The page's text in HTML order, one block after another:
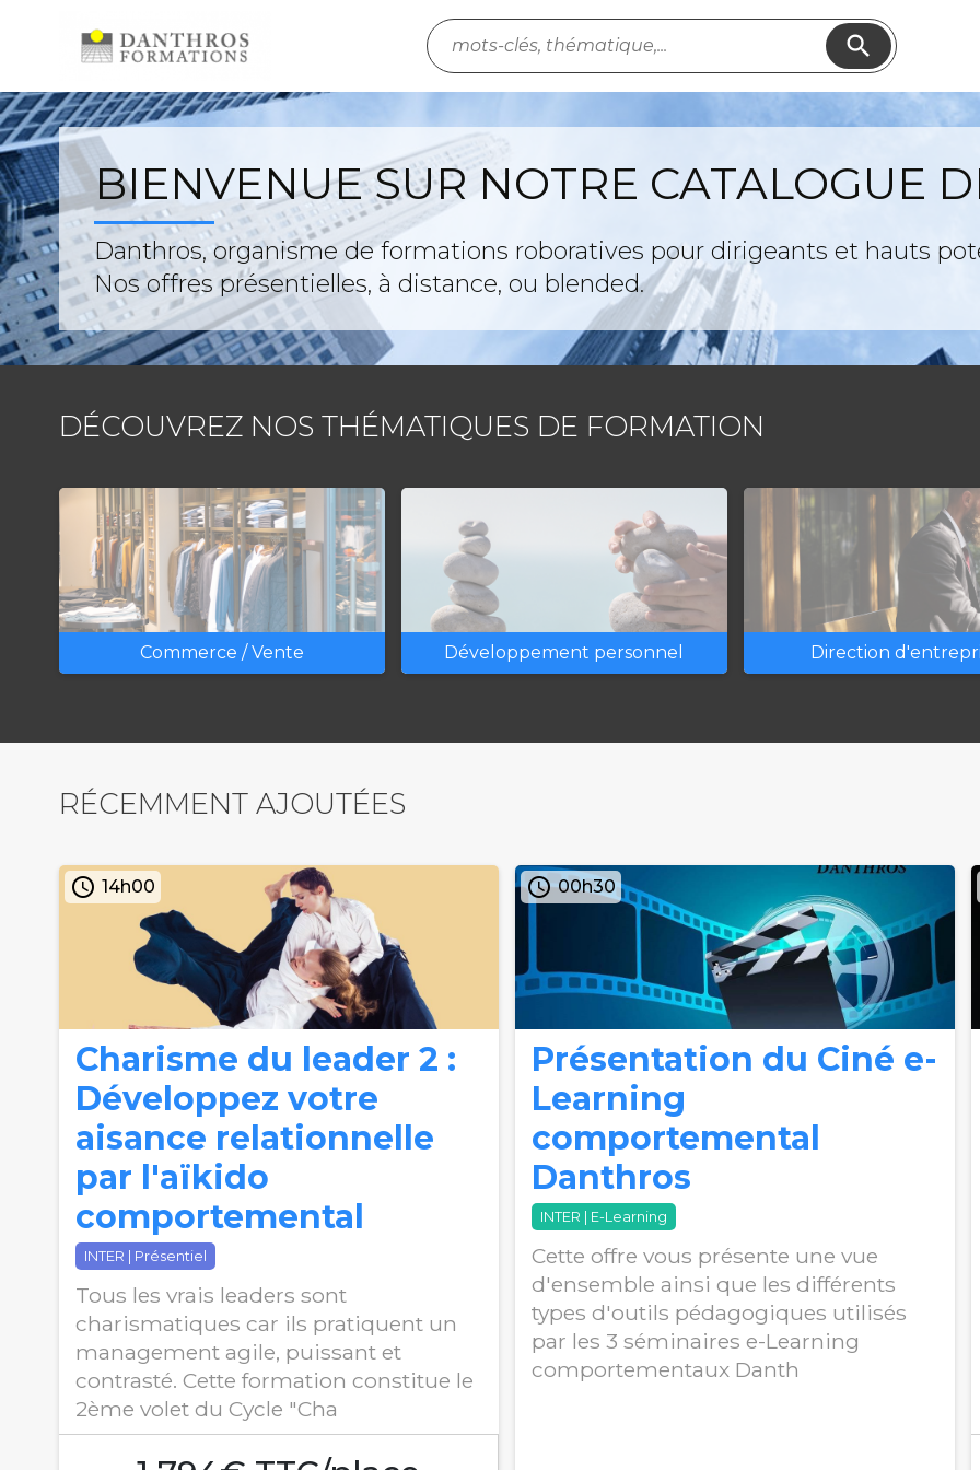
search
BIENVENUE SUR NOTRE CATALOGUE
Danthros, organisme de formations roboratives pour dirigeants et hauts
Nos offres présentielles, à distance, ou blended.
DÉCOUVREZ NOS THÉMATIQUES DE FORMATION
Commerce / Vente Développement personnel Direction
RÉCEMMENT AJOUTÉES
access_time 14h00
Charisme du leader 2 :
Développez votre
aisance relationnelle
par l'aïkido
comportemental
INTER | Présentiel
Tous les vrais leaders sont
charismatiques car ils pratiquent un
management agile, puissant et
contrasté. Cette formation constitue le
2ème volet du Cycle "Cha
access_time 00h30
Présentation du Ciné e-
Learning
comportemental
Danthros
INTER | E-Learning
Cette offre vous présente une vue
d'ensemble ainsi que les différents
types d'outils pédagogiques utilisés
par les 3 séminaires e-Learning
comportementaux Danth